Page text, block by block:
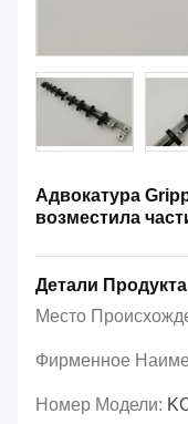
Адвокатура
возместила
Детали Продукта
Место
Фирменное
Номер Модели: